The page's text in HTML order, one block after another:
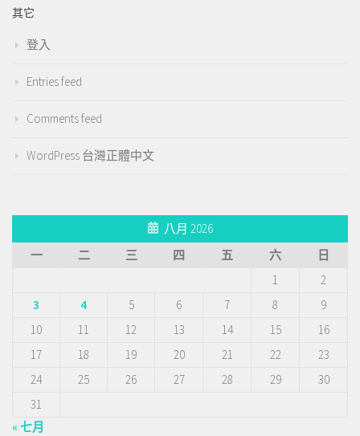
其它
登入
Entries feed
Comments feed
WordPress 台灣正體中文
八月 2026
一
二 三 四 五 六
日
1
2
3
4 5 6 7 8
9
10
11 12 13 14 15
16
17
18 19 20 21 22
23
24
25 26 27 28 29
30
31
« 七月